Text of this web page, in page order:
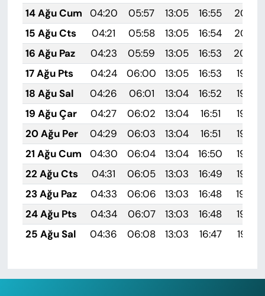
14 Ağu Cum
04:20 05:57 13:05 16:55
20:03
15 Ağu Cts
04:21 05:58 13:05 16:54
20:02
16 Ağu Paz
04:23 05:59 13:05 16:53
20:00
17 Ağu Pts
04:24 06:00 13:05 16:53
19:59
18 Ağu Sal
04:26 06:01 13:04 16:52
19:58
19 Ağu Çar
04:27 06:02 13:04 16:51
19:56
20 Ağu Per
04:29 06:03 13:04 16:51
19:55
21 Ağu Cum
04:30 06:04 13:04 16:50
19:53
22 Ağu Cts
04:31 06:05 13:03 16:49
19:52
23 Ağu Paz
04:33 06:06 13:03 16:48
19:50
24 Ağu Pts
04:34 06:07 13:03 16:48
19:49
25 Ağu Sal
04:36 06:08 13:03 16:47 19:47